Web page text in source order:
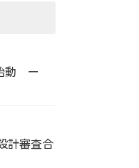
動 ー
計審査合